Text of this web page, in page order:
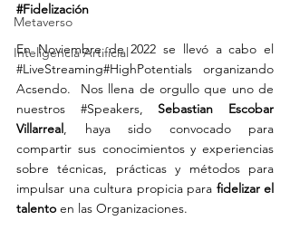
Metaverso
Inteligencia Artificial
#Fidelización
#LiveStreaming#HighPotentials organizando
Acsendo.  Nos llena de orgullo que uno de
nuestros #Speakers, Sebastian Escobar
Villarreal, haya sido convocado para
compartir sus conocimientos y experiencias
sobre técnicas, prácticas y métodos para
impulsar una cultura propicia para fidelizar el
talento en las Organizaciones.